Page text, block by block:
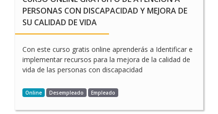
PERSONAS CON DISCAPACIDAD Y MEJORA DE
SU CALIDAD DE VIDA
Con este curso gratis online aprenderás a Identificar e
implementar recursos para la mejora de la calidad de
vida de las personas con discapacidad
Online Desempleado Empleado